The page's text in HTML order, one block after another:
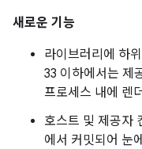
새로운 기능
라이브러리에 하
33 이하에서는 제
프로세스 내에 렌
호스트 및 제공자
에서 커밋되어 눈